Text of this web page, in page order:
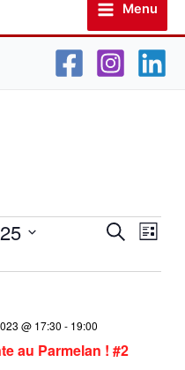
Menu
Recherche
navigation
Recherche
vues
Liste
au Parmelan ! #2
@ 17:30 - 19:00